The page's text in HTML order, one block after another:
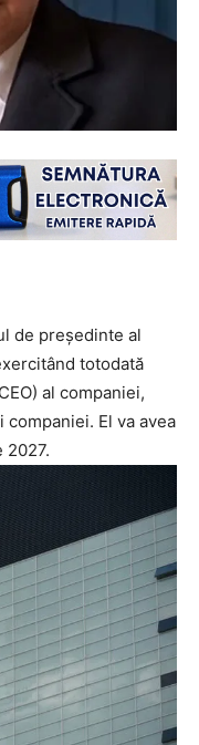
de președinte al
totodată
al companiei,
El va avea
2027.